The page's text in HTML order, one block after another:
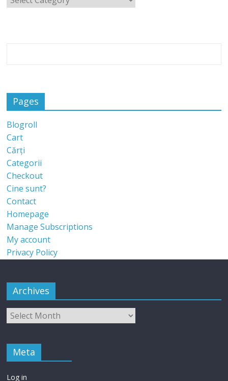
Pages
Blogroll
Cart
Cărți
Categorii
Checkout
Cine sunt?
Contact
Homepage
Manage Subscriptions
My account
Privacy Policy
Archives
Meta
Log in